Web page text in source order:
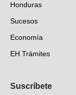
Honduras
Sucesos
Economía
EH Trámites
EH Verifica
Suscríbete